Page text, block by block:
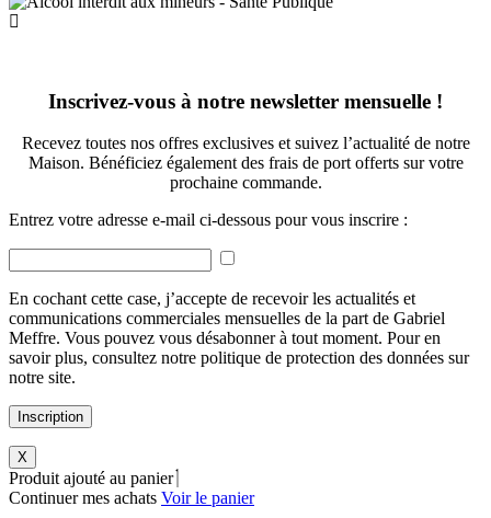
Inscrivez-vous à notre newsletter mensuelle !
Recevez toutes nos offres exclusives et suivez l’actualité de notre
Maison. Bénéficiez également des frais de port offerts sur votre
prochaine commande.
Entrez votre adresse e-mail ci-dessous pour vous inscrire :
En cochant cette case, j’accepte de recevoir les actualités et
communications commerciales mensuelles de la part de Gabriel
Meffre. Vous pouvez vous désabonner à tout moment. Pour en
savoir plus, consultez notre politique de protection des données sur
notre site.
Inscription
X
Produit ajouté au panier
Continuer mes achats Voir le panier